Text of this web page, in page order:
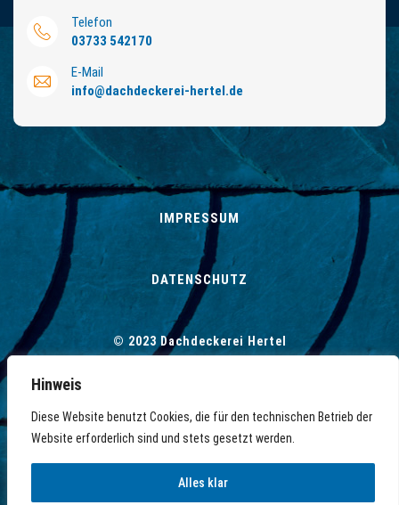
Hinweis
Diese Website benutzt Cookies, die für den technischen Betrieb der
Website erforderlich sind und stets gesetzt werden.
Alles klar
Telefon
03733 542170
E-Mail
info@dachdeckerei-hertel.de
IMPRESSUM
DATENSCHUTZ
© 2023 Dachdeckerei Hertel
© 2026 Dachdeckerei Hertel – Jens Hertel
Dachdeckermeister. All rights reserved